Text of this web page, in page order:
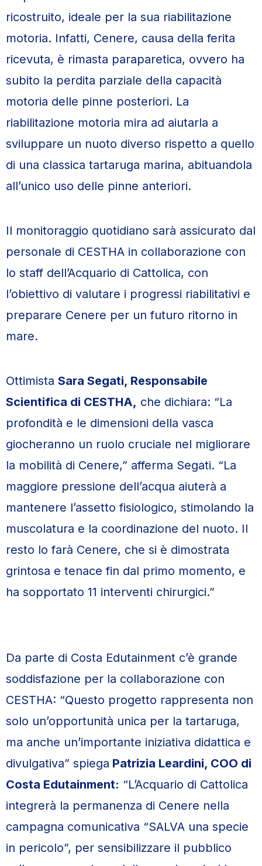
ricostruito, ideale per la sua riabilitazione
motoria. Infatti, Cenere, causa della ferita
ricevuta, è rimasta paraparetica, ovvero ha
subito la perdita parziale della capacità
motoria delle pinne posteriori. La
riabilitazione motoria mira ad aiutarla a
sviluppare un nuoto diverso rispetto a quello
di una classica tartaruga marina, abituandola
all’unico uso delle pinne anteriori.
Il monitoraggio quotidiano sarà assicurato dal
personale di CESTHA in collaborazione con
lo staff dell’Acquario di Cattolica, con
l’obiettivo di valutare i progressi riabilitativi e
preparare Cenere per un futuro ritorno in
mare.
Ottimista Sara Segati, Responsabile
Scientifica di CESTHA, che dichiara: “La
profondità e le dimensioni della vasca
giocheranno un ruolo cruciale nel migliorare
la mobilità di Cenere,” afferma Segati. “La
maggiore pressione dell’acqua aiuterà a
mantenere l’assetto fisiologico, stimolando la
muscolatura e la coordinazione del nuoto. Il
resto lo farà Cenere, che si è dimostrata
grintosa e tenace fin dal primo momento, e
ha sopportato 11 interventi chirurgici.”
Da parte di Costa Edutainment c’è grande
soddisfazione per la collaborazione con
CESTHA: “Questo progetto rappresenta non
solo un’opportunità unica per la tartaruga,
ma anche un’importante iniziativa didattica e
divulgativa” spiega Patrizia Leardini, COO di
Costa Edutainment: “L’Acquario di Cattolica
integrerà la permanenza di Cenere nella
campagna comunicativa “SALVA una specie
in pericolo”, per sensibilizzare il pubblico